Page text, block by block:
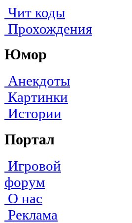
Чит коды
Прохождения
Юмор
Анекдоты
Картинки
Истории
Портал
Игровой
форум
О нас
Реклама